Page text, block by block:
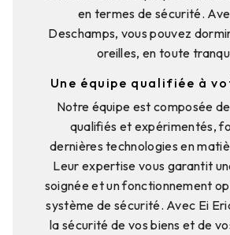
en termes de sécurité.
Deschamps, vous pouvez
oreilles, en toute
Une équipe qualifiée à
Notre équipe est composée
qualifiés et expérimentés,
dernières technologies en
Leur expertise vous garantit
soignée et un fonctionnement
système de sécurité. Avec Ei
la sécurité de vos biens et de